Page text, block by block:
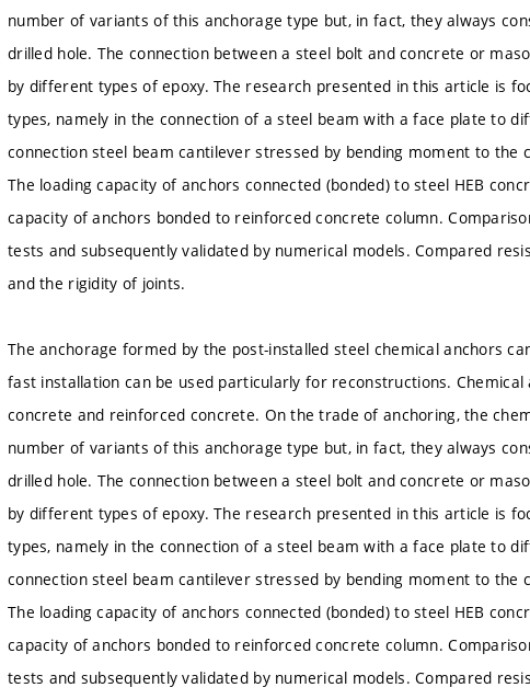
number of variants of this anchorage type but, in fact, they always
drilled hole. The connection between a steel bolt and concrete or
by different types of epoxy. The research presented in this article is
types, namely in the connection of a steel beam with a face plate to
connection steel beam cantilever stressed by bending moment to
The loading capacity of anchors connected (bonded) to steel HEB
capacity of anchors bonded to reinforced concrete column.
tests and subsequently validated by numerical models. Compared
and the rigidity of joints.
The anchorage formed by the post-installed steel chemical anchors
fast installation can be used particularly for reconstructions.
concrete and reinforced concrete. On the trade of anchoring, the
number of variants of this anchorage type but, in fact, they always
drilled hole. The connection between a steel bolt and concrete or
by different types of epoxy. The research presented in this article is
types, namely in the connection of a steel beam with a face plate to
connection steel beam cantilever stressed by bending moment to
The loading capacity of anchors connected (bonded) to steel HEB
capacity of anchors bonded to reinforced concrete column.
tests and subsequently validated by numerical models. Compared